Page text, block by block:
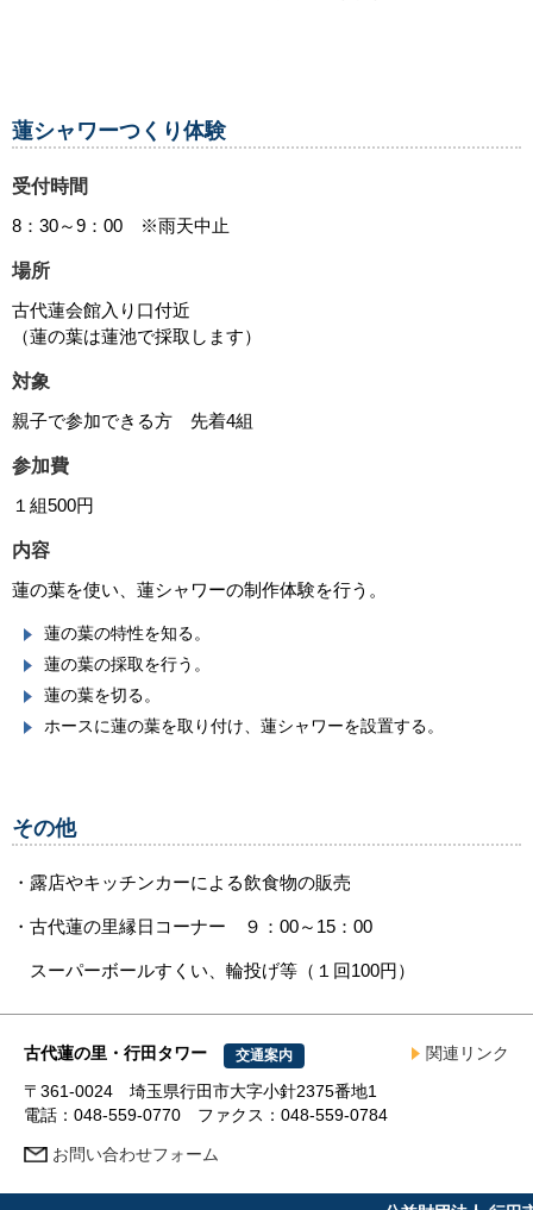
蓮シャワーつくり体験
受付時間
8：30～9：00 ※雨天中止
場所
古代蓮会館入り口付近
（蓮の葉は蓮池で採取します）
対象
親子で参加できる方 先着4組
参加費
１組500円
内容
蓮の葉を使い、蓮シャワーの制作体験を行う。
蓮の葉の特性を知る。
蓮の葉の採取を行う。
蓮の葉を切る。
ホースに蓮の葉を取り付け、蓮シャワーを設置する。
その他
・露店やキッチンカーによる飲食物の販売
・古代蓮の里縁日コーナー ９：00～15：00
スーパーボールすくい、輪投げ等（１回100円）
関連リンク
古代蓮の里・行田タワー 交通案内
〒361-0024 埼玉県行田市大字小針2375番地1
電話：048-559-0770 ファクス：048-559-0784
お問い合わせフォーム